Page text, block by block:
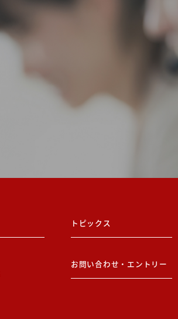
トピックス
お問い合わせ・エントリー